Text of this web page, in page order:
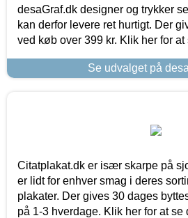
desaGraf.dk designer og trykker
kan derfor levere ret hurtigt. Der
ved køb over 399 kr. Klik her for
Se udvalget på
Citatplakat.dk er især skarpe på
er lidt for enhver smag i deres
plakater. Der gives 30 dages
på 1-3 hverdage. Klik her for at se